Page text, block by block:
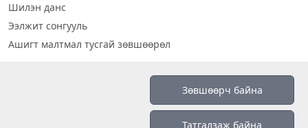
Шилэн данс
Ээлжит сонгууль
Ашигт малтмал тусгай зөвшөөрөл
Зөвшөөрч байна
Татгалзаж байна